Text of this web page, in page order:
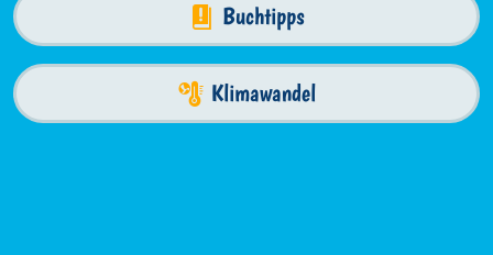
Buchtipps
Klimawandel